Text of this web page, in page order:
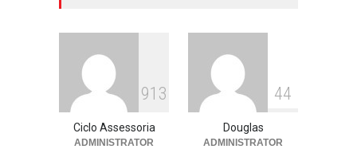
13 de julho de 2026
913
Ciclo Assessoria
ADMINISTRATOR
44
Douglas
ADMINISTRATOR